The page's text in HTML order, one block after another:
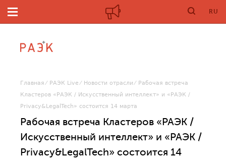
RU
Главная РАЭК Live Новости отрасли
Рабочая встреча
Кластеров «РАЭК / Искусственный интеллект» и «РАЭК /
Privacy&LegalTech» состоится 14 марта
Рабочая встреча Кластеров «РАЭК /
Искусственный интеллект» и «РАЭК /
Privacy&LegalTech» состоится 14